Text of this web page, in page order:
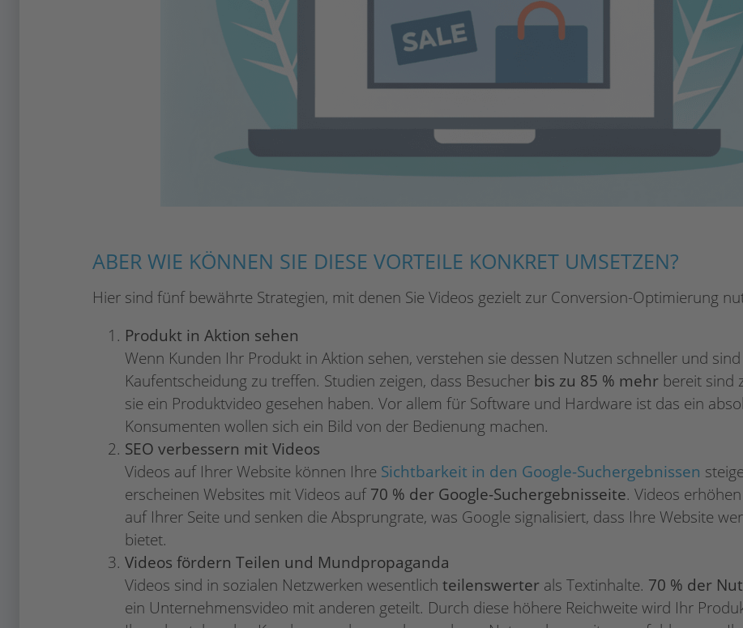
ABER WIE KÖNNEN SIE DIESE VORTEILE KONKRET UMSETZEN?
Hier sind fünf bewährte Strategien, mit denen Sie Videos gezielt zur Conversion-Optimierung
Produkt in Aktion sehen
Wenn Kunden Ihr Produkt in Aktion sehen, verstehen sie dessen Nutzen schneller und
Kaufentscheidung zu treffen. Studien zeigen, dass Besucher bis zu 85 % mehr bereit sind
sie ein Produktvideo gesehen haben. Vor allem für Software und Hardware ist das ein
Konsumenten wollen sich ein Bild von der Bedienung machen.
SEO verbessern mit Videos
Videos auf Ihrer Website können Ihre Sichtbarkeit in den Google-Suchergebnissen
erscheinen Websites mit Videos auf70 % der Google-Suchergebnisseite. Videos
auf Ihrer Seite und senken die Absprungrate, was Google signalisiert, dass Ihre Website
bietet.
Videos fördern Teilen und Mundpropaganda
Videos sind in sozialen Netzwerken wesentlich teilenswerter als Textinhalte. 70 % der
ein Unternehmensvideo mit anderen geteilt. Durch diese höhere Reichweite wird Ihr